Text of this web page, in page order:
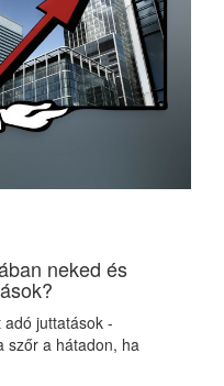
neked és
juttatások -
a hátadon, ha